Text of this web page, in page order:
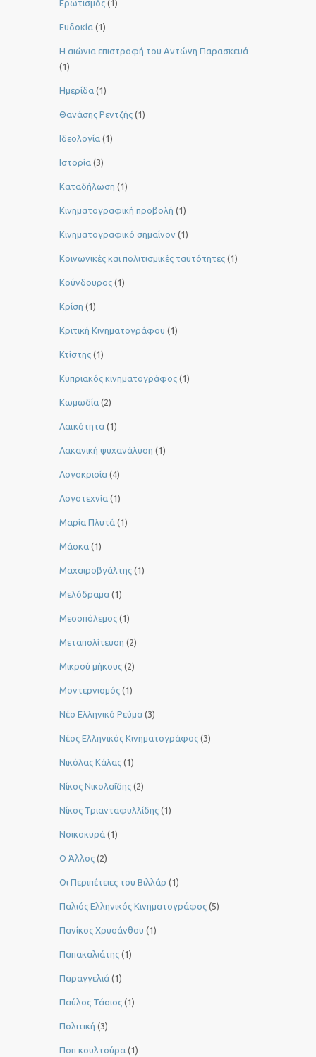
Ερωτισμός (1)
Ευδοκία (1)
Η αιώνια επιστροφή του Αντώνη Παρασκευά
(1)
Ημερίδα (1)
Θανάσης Ρεντζής (1)
Ιδεολογία (1)
Ιστορία (3)
Καταδήλωση (1)
Κινηματογραφική προβολή (1)
Κινηματογραφικό σημαίνον (1)
Κοινωνικές και πολιτισμικές ταυτότητες (1)
Κούνδουρος (1)
Κρίση (1)
Κριτική Κινηματογράφου (1)
Κτίστης (1)
Κυπριακός κινηματογράφος (1)
Κωμωδία (2)
Λαϊκότητα (1)
Λακανική ψυχανάλυση (1)
Λογοκρισία (4)
Λογοτεχνία (1)
Μαρία Πλυτά (1)
Μάσκα (1)
Μαχαιροβγάλτης (1)
Μελόδραμα (1)
Μεσοπόλεμος (1)
Μεταπολίτευση (2)
Μικρού μήκους (2)
Μοντερνισμός (1)
Νέο Ελληνικό Ρεύμα (3)
Νέος Ελληνικός Κινηματογράφος (3)
Νικόλας Κάλας (1)
Νίκος Νικολαΐδης (2)
Νίκος Τριανταφυλλίδης (1)
Νοικοκυρά (1)
Ο Άλλος (2)
Οι Περιπέτειες του Βιλλάρ (1)
Παλιός Ελληνικός Κινηματογράφος (5)
Πανίκος Χρυσάνθου (1)
Παπακαλιάτης (1)
Παραγγελιά (1)
Παύλος Τάσιος (1)
Πολιτική (3)
Ποπ κουλτούρα (1)